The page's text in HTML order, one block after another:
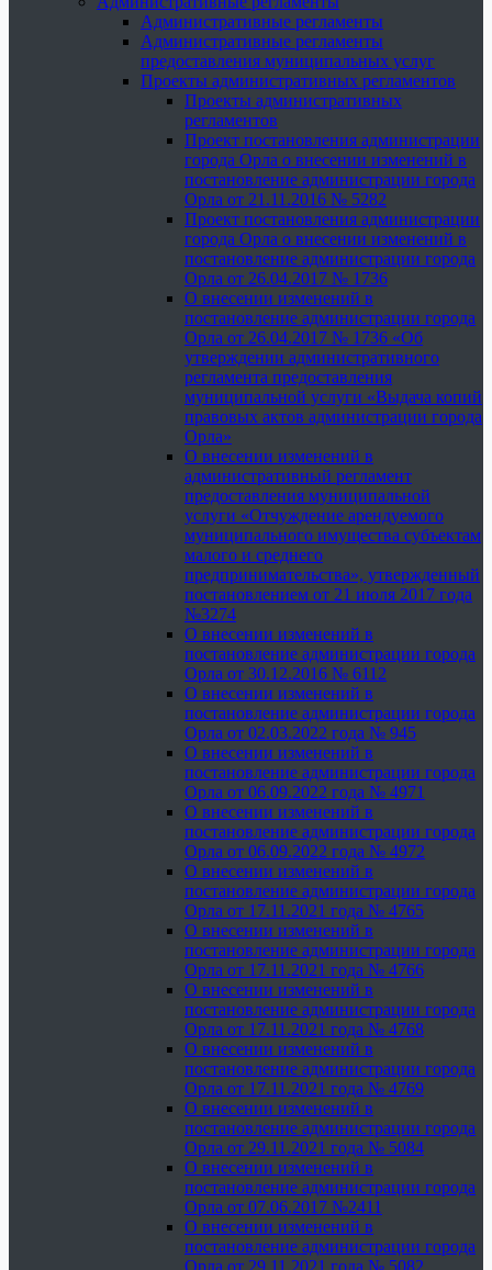
Административные регламенты
Административные регламенты
предоставления муниципальных услуг
Проекты административных регламентов
Проекты административных
регламентов
Проект постановления администрации
города Орла о внесении изменений в
постановление администрации города
Орла от 21.11.2016 № 5282
Проект постановления администрации
города Орла о внесении изменений в
постановление администрации города
Орла от 26.04.2017 № 1736
О внесении изменений в
постановление администрации города
Орла от 26.04.2017 № 1736 «Об
утверждении административного
регламента предоставления
муниципальной услуги «Выдача копий
правовых актов администрации города
Орла»
О внесении изменений в
административный регламент
предоставления муниципальной
услуги «Отчуждение арендуемого
муниципального имущества субъектам
малого и среднего
предпринимательства», утвержденный
постановлением от 21 июля 2017 года
№3274
О внесении изменений в
постановление администрации города
Орла от 30.12.2016 № 6112
О внесении изменений в
постановление администрации города
Орла от 02.03.2022 года № 945
О внесении изменений в
постановление администрации города
Орла от 06.09.2022 года № 4971
О внесении изменений в
постановление администрации города
Орла от 06.09.2022 года № 4972
О внесении изменений в
постановление администрации города
Орла от 17.11.2021 года № 4765
О внесении изменений в
постановление администрации города
Орла от 17.11.2021 года № 4766
О внесении изменений в
постановление администрации города
Орла от 17.11.2021 года № 4768
О внесении изменений в
постановление администрации города
Орла от 17.11.2021 года № 4769
О внесении изменений в
постановление администрации города
Орла от 29.11.2021 года № 5084
О внесении изменений в
постановление администрации города
Орла от 07.06.2017 №2411
О внесении изменений в
постановление администрации города
Орла от 29.11.2021 года № 5082